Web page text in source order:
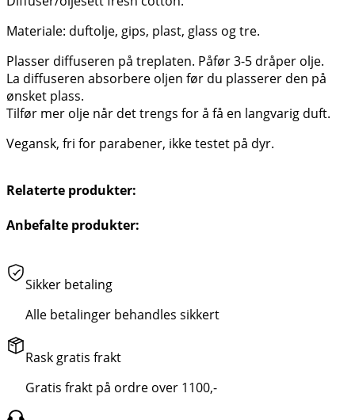
Materiale: duftolje, gips, plast, glass og tre.
Plasser diffuseren på treplaten. Påfør 3-5 dråper olje.
La diffuseren absorbere oljen før du plasserer den på
ønsket plass.
Tilfør mer olje når det trengs for å få en langvarig duft.
Vegansk, fri for parabener, ikke testet på dyr.
Relaterte produkter:
Anbefalte produkter:
Sikker betaling
Alle betalinger behandles sikkert
Rask gratis frakt
Gratis frakt på ordre over 1100,-